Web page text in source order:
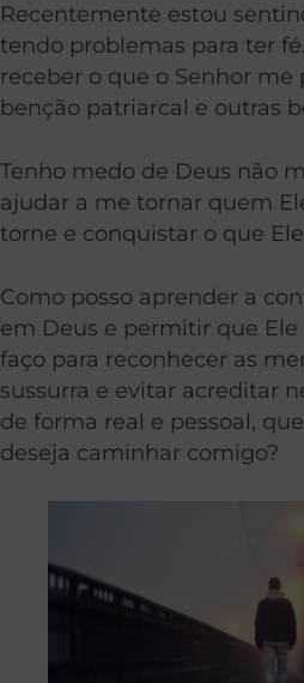
Recentemente estou
tendo problemas para ter
receber o que o Senhor
benção patriarcal e outras
Tenho medo de Deus não
ajudar a me tornar quem
torne e conquistar o que
Como posso aprender a
em Deus e permitir que Ele
faço para reconhecer as
sussurra e evitar acreditar
de forma real e pessoal,
deseja caminhar comigo?